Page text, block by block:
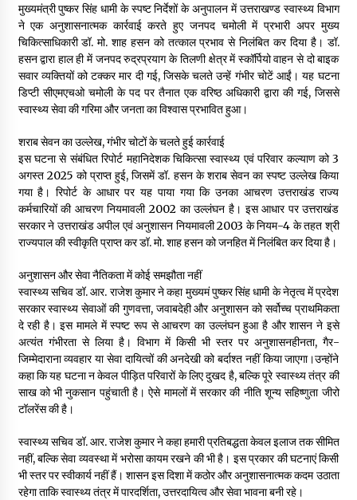
Thought Of The Day 13 May
May 13, 2022
Thought Of The Day 12 May
May 12, 2022
Thought Of The Day 11 May
May 11, 2022
Thought Of The Day 10 May
Thought Of The Day 9 May
May 9, 2022
मुख्यमंत्री पुष्कर सिंह धामी के स्पष्ट निर्देशों के अनुपालन में उत्तराखण्ड स्वास्थ्य विभाग
ने एक अनुशासनात्मक कार्रवाई करते हुए जनपद चमोली में प्रभारी अपर मुख्य
चिकित्साधिकारी डॉ. मो. शाह हसन को तत्काल प्रभाव से निलंबित कर दिया है। डॉ.
हसन द्वारा हाल ही में जनपद रुद्रप्रयाग के तिलणी क्षेत्र में स्कॉर्पियो वाहन से दो बाइक
सवार व्यक्तियों को टक्कर मार दी गई, जिसके चलते उन्हें गंभीर चोटें आईं। यह घटना
डिप्टी सीएमएचओ चमोली के पद पर तैनात एक वरिष्ठ अधिकारी द्वारा की गई, जिससे
स्वास्थ्य सेवा की गरिमा और जनता का विश्वास प्रभावित हुआ।
शराब सेवन का उल्लेख, गंभीर चोटों के चलते हुई कार्रवाई
इस घटना से संबंधित रिपोर्ट महानिदेशक चिकित्सा स्वास्थ्य एवं परिवार कल्याण को 3
अगस्त 2025 को प्राप्त हुई, जिसमें डॉ. हसन के शराब सेवन का स्पष्ट उल्लेख किया
गया है। रिपोर्ट के आधार पर यह पाया गया कि उनका आचरण उत्तराखंड राज्य
कर्मचारियों की आचरण नियमावली 2002 का उल्लंघन है। इस आधार पर उत्तराखंड
सरकार ने उत्तराखंड अपील एवं अनुशासन नियमावली 2003 के नियम-4 के तहत श्री
राज्यपाल की स्वीकृति प्राप्त कर डॉ. मो. शाह हसन को जनहित में निलंबित कर दिया है।
अनुशासन और सेवा नैतिकता में कोई समझौता नहीं
स्वास्थ्य सचिव डॉ. आर. राजेश कुमार ने कहा मुख्यमं पुष्कर सिंह धामी के नेतृत्व में प्रदेश
सरकार स्वास्थ्य सेवाओं की गुणवत्ता, जवाबदेही और अनुशासन को सर्वोच्च प्राथमिकता
दे रही है। इस मामले में स्पष्ट रूप से आचरण का उल्लंघन हुआ है और शासन ने इसे
अत्यंत गंभीरता से लिया है। विभाग में किसी भी स्तर पर अनुशासनहीनता, गैर-
जिम्मेदाराना व्यवहार या सेवा दायित्वों की अनदेखी को बर्दाश्त नहीं किया जाएगा।उन्होंने
कहा कि यह घटना न केवल पीड़ित परिवारों के लिए दुखद है, बल्कि पूरे स्वास्थ्य तंत्र की
साख को भी नुकसान पहुंचाती है। ऐसे मामलों में सरकार की नीति शून्य सहिष्णुता जीरो
टॉलरेंस की है।
स्वास्थ्य सचिव डॉ. आर. राजेश कुमार ने कहा हमारी प्रतिबद्धता केवल इलाज तक सीमित
नहीं, बल्कि सेवा व्यवस्था में भरोसा कायम रखने की भी है। इस प्रकार की घटनाएं किसी
भी स्तर पर स्वीकार्य नहीं हैं। शासन इस दिशा में कठोर और अनुशासनात्मक कदम उठाता
रहेगा ताकि स्वास्थ्य तंत्र में पारदर्शिता, उत्तरदायित्व और सेवा भावना बनी रहे।